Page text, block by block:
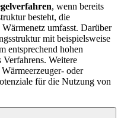
, wenn bereits
besteht, die
umfasst. Darüber
mit beispielsweise
entsprechend hohen
Weitere
oder
für die Nutzung von